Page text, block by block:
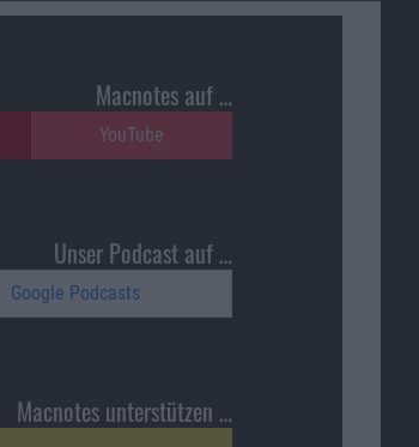
Macnotes auf …
YouTube
Unser Podcast auf …
Google Podcasts
Macnotes unterstützen …